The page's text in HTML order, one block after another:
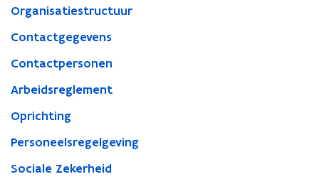
Organisatiestructuur
Contactgegevens
Contactpersonen
Arbeidsreglement
Oprichting
Personeelsregelgeving
Sociale Zekerheid